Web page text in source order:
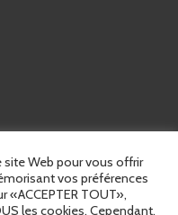
conduite des Réseaux
Web pour vous offrir
vos préférences
«ACCEPTER TOUT»,
les cookies. Cependant,